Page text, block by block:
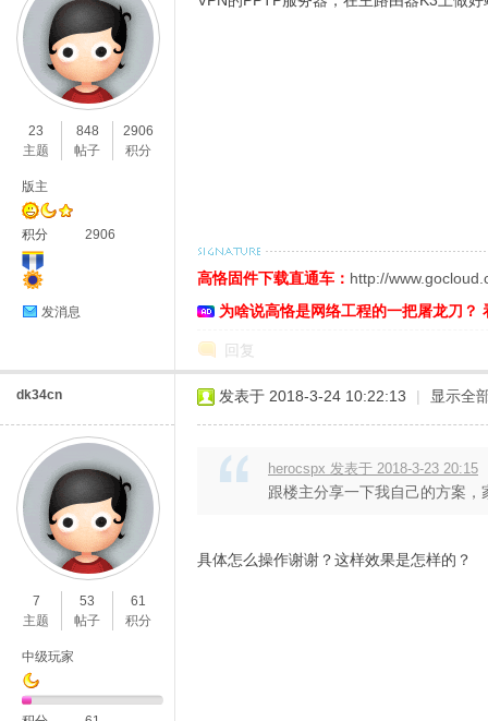
23
主题
848
帖子
2906
积分
版主
积分 2906
发消息
高恪固件下载直通车： http://
为啥说高恪是网络工程的一把屠龙刀？
回复
dk34cn
7
主题
53
帖子
61
积分
中级玩家
发表于 2018-3-24 10:22:13 | 显示全
herocspx 发表于 2018-3-23 20:15
跟楼主分享一下我自己的方案
具体怎么操作谢谢？这样效果是怎样的？